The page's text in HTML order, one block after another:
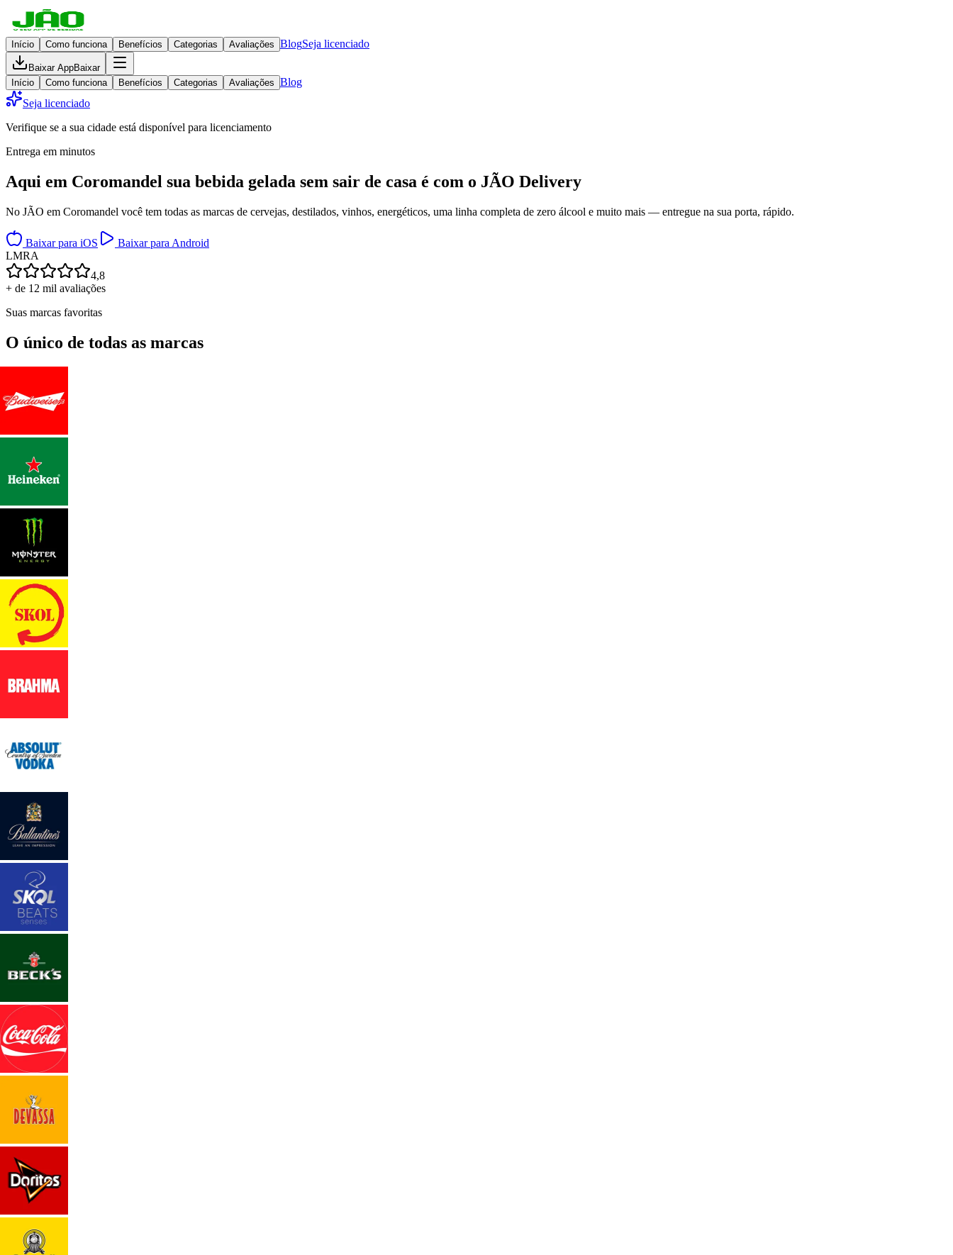
Início Como funciona Benefícios Categorias Avaliações BlogSeja licenciado
Baixar AppBaixar
Início
Como funciona Benefícios Categorias Avaliações Blog
Seja licenciado
Verifique se a sua cidade está disponível para licenciamento
Entrega em minutos
Aqui em Coromandel sua bebida gelada sem sair de casa é com o JÃO Delivery
No JÃO em Coromandel você tem todas as marcas de cervejas, destilados, vinhos, energéticos, uma linha completa de zero álcool e muito mais — entregue na sua porta, rápido.
Baixar para iOS
Baixar para Android
LMRA
4,8
+ de 12 mil avaliações
Suas marcas favoritas
O único de todas as marcas